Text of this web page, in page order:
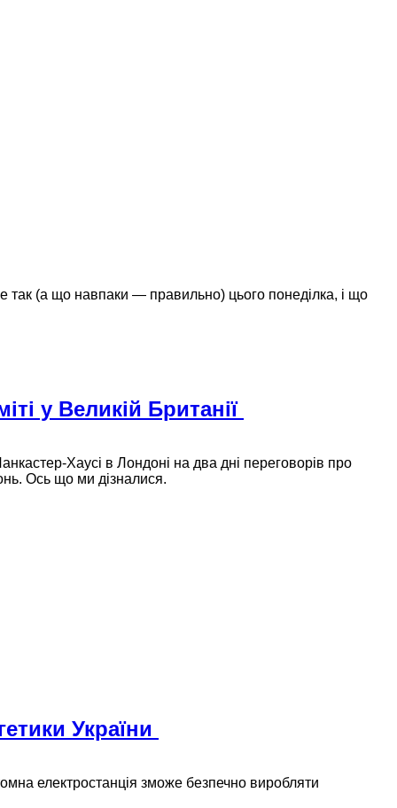
(а що навпаки — правильно) цього понеділка, і що
у Великій Британії
Хаусі в Лондоні на два дні переговорів про
Ось що ми дізналися.
України
електростанція зможе безпечно виробляти